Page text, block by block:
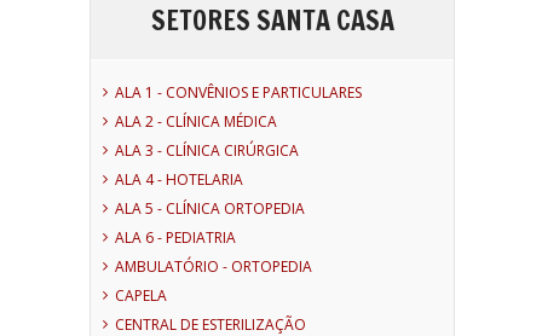
SETORES SANTA CASA
ALA 1 - CONVÊNIOS E PARTICULARES
ALA 2 - CLÍNICA MÉDICA
ALA 3 - CLÍNICA CIRÚRGICA
ALA 4 - HOTELARIA
ALA 5 - CLÍNICA ORTOPEDIA
ALA 6 - PEDIATRIA
AMBULATÓRIO - ORTOPEDIA
CAPELA
CENTRAL DE ESTERILIZAÇÃO